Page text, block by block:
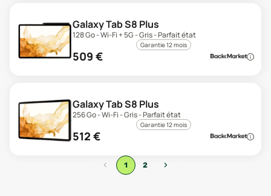
Galaxy Tab S8 Plus
128 Go - Wi-Fi + 5G - Gris - Parfait état
Garantie 12 mois
509 €
Galaxy Tab S8 Plus
256 Go - Wi-Fi - Gris - Parfait état
Garantie 12 mois
512 €
‹ 1 2 ›